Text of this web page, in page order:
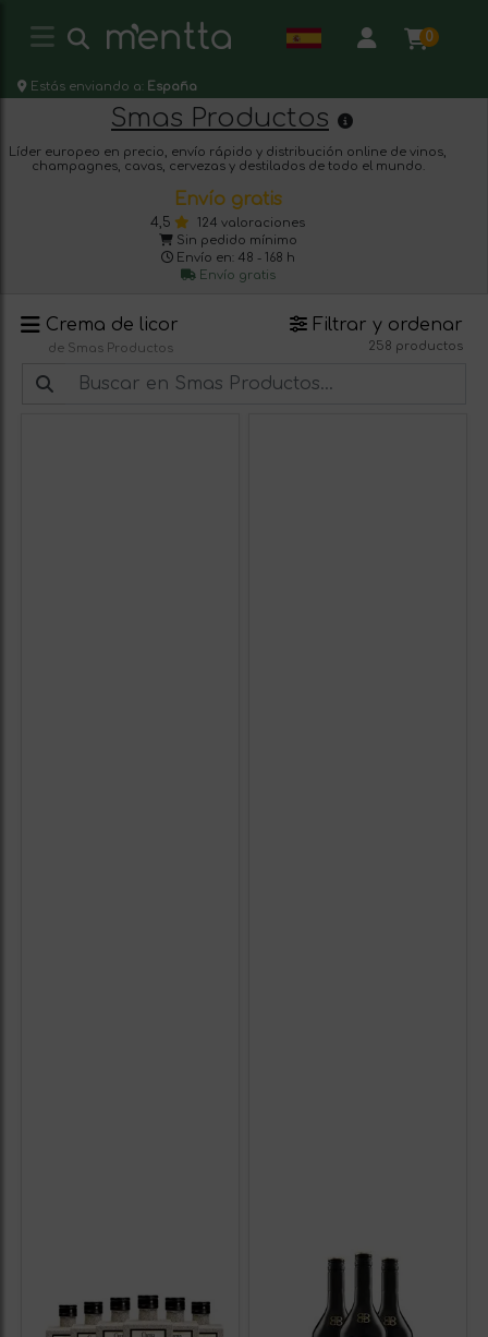
0
Estás enviando a: España
Smas Productos
Líder europeo en precio, envío rápido y distribución online de vinos,
champagnes, cavas, cervezas y destilados de todo el mundo.
Envío gratis
4,5
124 valoraciones
Sin pedido mínimo
Envío en: 48 - 168 h
Envío gratis
Crema de licor
de Smas Productos
Filtrar y ordenar
258 productos